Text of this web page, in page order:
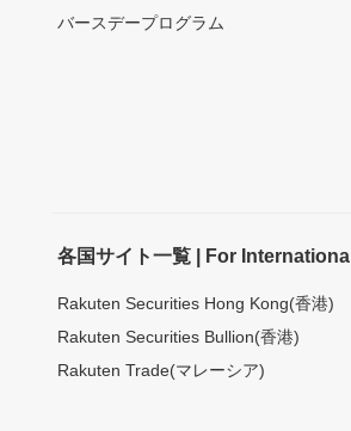
バースデープログラム
各国サイト一覧 | For International
Rakuten Securities Hong Kong(香港)
Rakuten Securities Bullion(香港)
Rakuten Trade(マレーシア)